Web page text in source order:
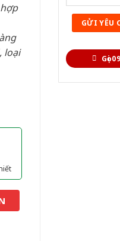
Gọi
loại